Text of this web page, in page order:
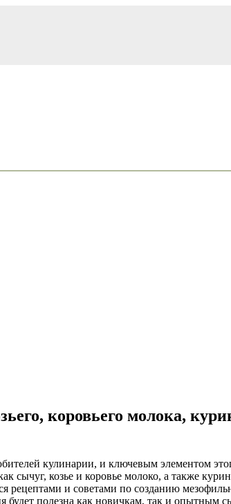
коровьего молока,
кулинарии, и ключевым элементом
сычуг, козье и коровье молоко, а также
рецептами и советами по созданию
будет полезна как новичкам, так и опытным